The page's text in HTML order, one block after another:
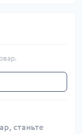
станьте